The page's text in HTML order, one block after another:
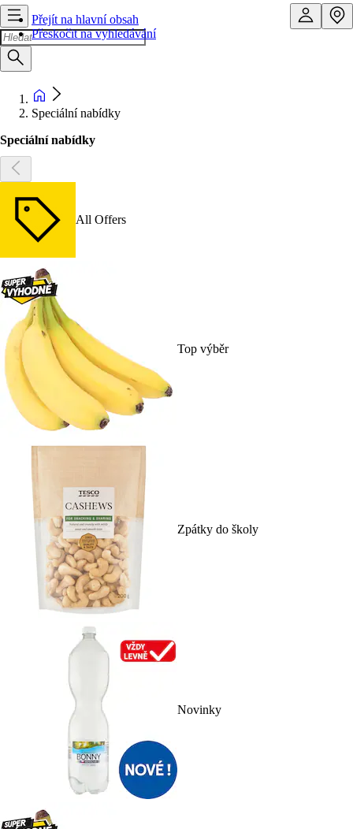
Přejít na hlavní obsah
Přeskočit na vyhledávání
Speciální nabídky
Speciální nabídky
All Offers
Top výběr
Zpátky do školy
Novinky